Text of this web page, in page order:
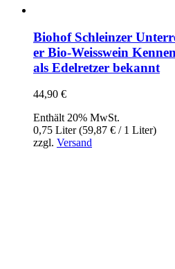
Biohof Schleinzer
er Bio-Weisswein
als Edelretzer bekannt
44,90 €
Enthält 20% MwSt.
0,75 Liter (59,87 € / 1 Liter)
zzgl. Versand